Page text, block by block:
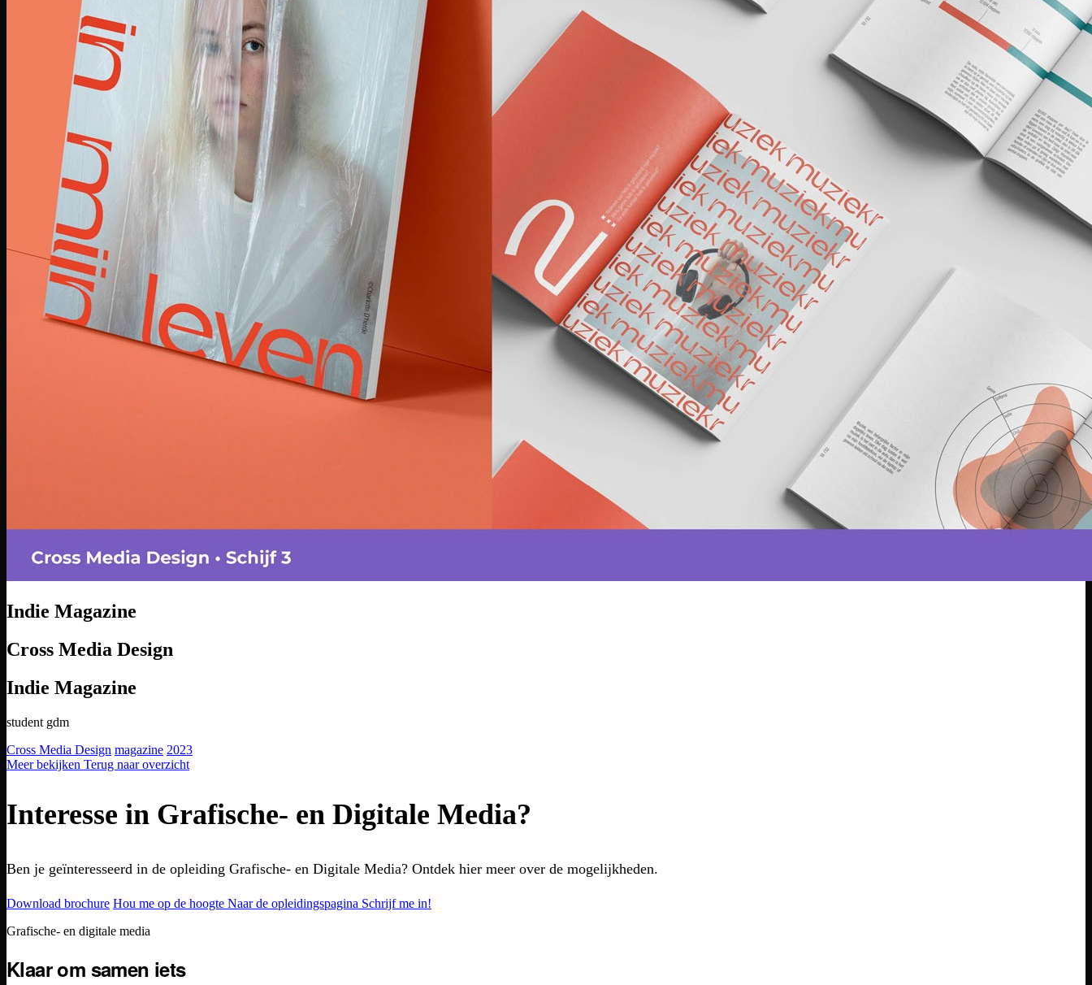
Indie Magazine
Cross Media Design
Indie Magazine
student gdm
Cross Media Design magazine 2023
Meer bekijken Terug naar overzicht
Interesse in Grafische- en Digitale Media?
Ben je geïnteresseerd in de opleiding Grafische- en Digitale Media? Ontdek hier meer over de mogelijkheden.
Download brochure Hou me op de hoogte Naar de opleidingspagina Schrijf me in!
Footer
Grafische- en digitale media
Klaar om samen iets